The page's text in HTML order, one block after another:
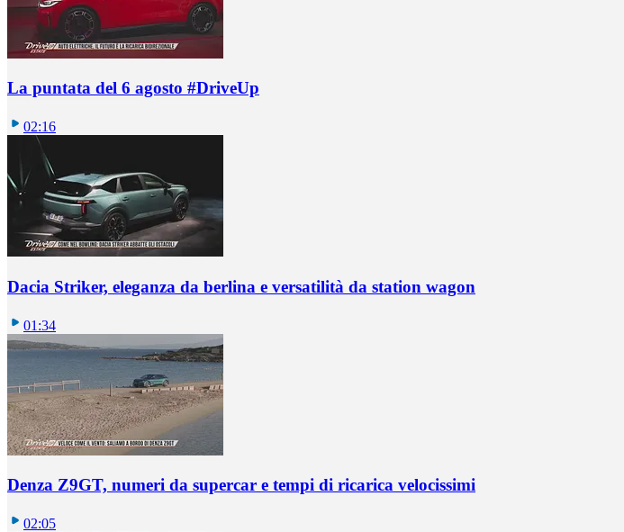
La puntata del 6 agosto #DriveUp
02:16
Dacia Striker, eleganza da berlina e versatilità da station wagon
01:34
Denza Z9GT, numeri da supercar e tempi di ricarica velocissimi
02:05